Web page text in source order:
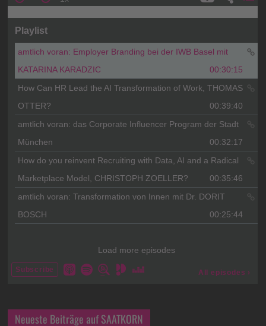
Neueste Beiträge auf SAATKORN